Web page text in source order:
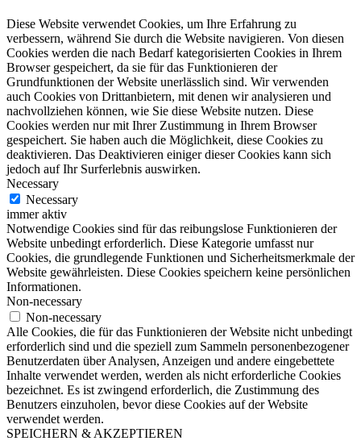
Diese Website verwendet Cookies, um Ihre Erfahrung zu
verbessern, während Sie durch die Website navigieren. Von diesen
Cookies werden die nach Bedarf kategorisierten Cookies in Ihrem
Browser gespeichert, da sie für das Funktionieren der
Grundfunktionen der Website unerlässlich sind. Wir verwenden
auch Cookies von Drittanbietern, mit denen wir analysieren und
nachvollziehen können, wie Sie diese Website nutzen. Diese
Cookies werden nur mit Ihrer Zustimmung in Ihrem Browser
gespeichert. Sie haben auch die Möglichkeit, diese Cookies zu
deaktivieren. Das Deaktivieren einiger dieser Cookies kann sich
jedoch auf Ihr Surferlebnis auswirken.
Necessary
Necessary
immer aktiv
Notwendige Cookies sind für das reibungslose Funktionieren der
Website unbedingt erforderlich. Diese Kategorie umfasst nur
Cookies, die grundlegende Funktionen und Sicherheitsmerkmale der
Website gewährleisten. Diese Cookies speichern keine persönlichen
Informationen.
Non-necessary
Non-necessary
Alle Cookies, die für das Funktionieren der Website nicht unbedingt
erforderlich sind und die speziell zum Sammeln personenbezogener
Benutzerdaten über Analysen, Anzeigen und andere eingebettete
Inhalte verwendet werden, werden als nicht erforderliche Cookies
bezeichnet. Es ist zwingend erforderlich, die Zustimmung des
Benutzers einzuholen, bevor diese Cookies auf der Website
verwendet werden.
SPEICHERN & AKZEPTIEREN